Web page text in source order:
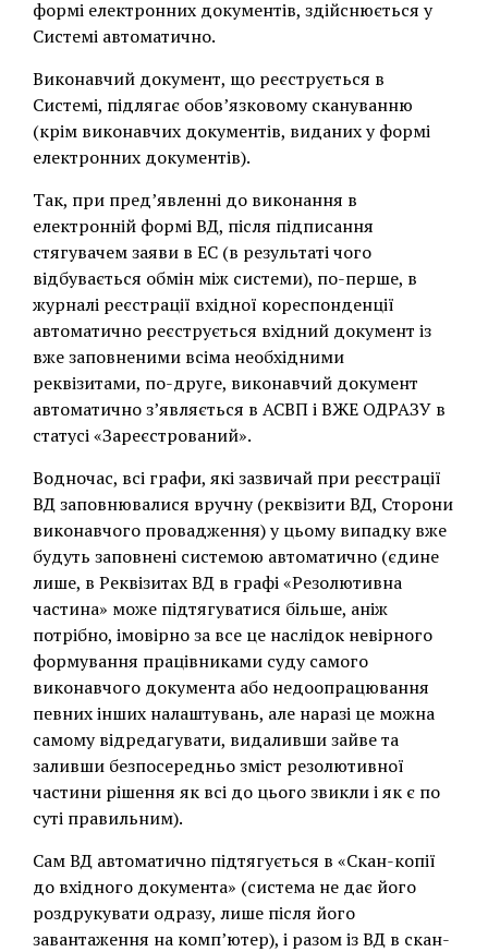
формі електронних документів, здійснюється у
Системі автоматично.
Виконавчий документ, що реєструється в
Системі, підлягає обов’язковому скануванню
(крім виконавчих документів, виданих у формі
електронних документів).
Так, при пред’явленні до виконання в
електронній формі ВД, після підписання
стягувачем заяви в ЕС (в результаті чого
відбувається обмін між системи), по-перше, в
журналі реєстрації вхідної кореспонденції
автоматично реєструється вхідний документ із
вже заповненими всіма необхідними
реквізитами, по-друге, виконавчий документ
автоматично з’являється в АСВП і ВЖЕ ОДРАЗУ в
статусі «Зареєстрований».
Водночас, всі графи, які зазвичай при реєстрації
ВД заповнювалися вручну (реквізити ВД, Сторони
виконавчого провадження) у цьому випадку вже
будуть заповнені системою автоматично (єдине
лише, в Реквізитах ВД в графі «Резолютивна
частина» може підтягуватися більше, аніж
потрібно, імовірно за все це наслідок невірного
формування працівниками суду самого
виконавчого документа або недоопрацювання
певних інших налаштувань, але наразі це можна
самому відредагувати, видаливши зайве та
заливши безпосередньо зміст резолютивної
частини рішення як всі до цього звикли і як є по
суті правильним).
Сам ВД автоматично підтягується в «Скан-копії
до вхідного документа» (система не дає його
роздрукувати одразу, лише після його
завантаження на комп’ютер), і разом із ВД в скан-